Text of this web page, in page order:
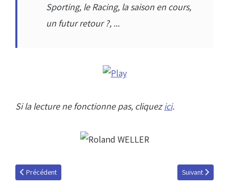
Sporting, le Racing, la saison en cours,
un futur retour ?, ...
Si la lecture ne fonctionne pas, cliquez ici.
Article précédent : Robin BINDER, invité de l'émission du 3 mai 2012
Précédent Article suivant :
Suivant